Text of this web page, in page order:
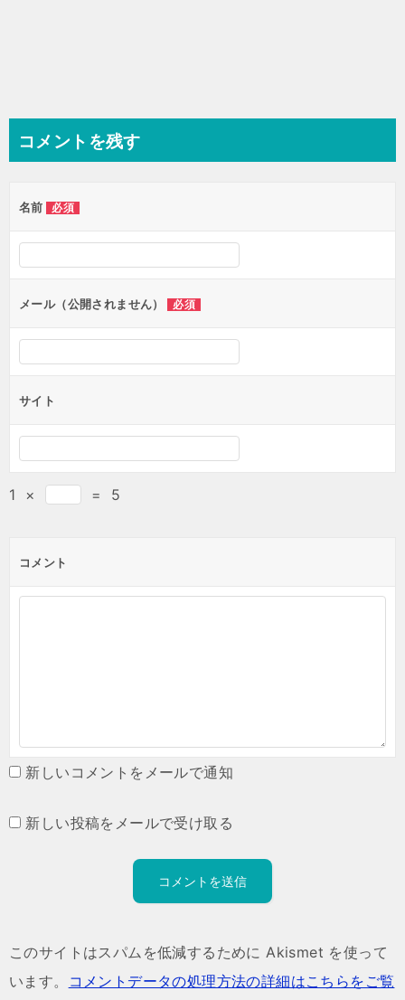
コメントを残す
名前 必須
メール（公開されません） 必須
サイト
1 × = 5
コメント
新しいコメントをメールで通知
新しい投稿をメールで受け取る
このサイトはスパムを低減するために Akismet を使って
います。
コメントデータの処理方法の詳細はこちらをご覧